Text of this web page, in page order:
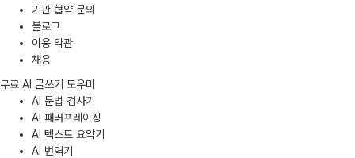
기관 협약 문의
블로그
이용 약관
채용
무료 AI 글쓰기 도우미
AI 문법 검사기
AI 패러프레이징
AI 텍스트 요약기
AI 번역기